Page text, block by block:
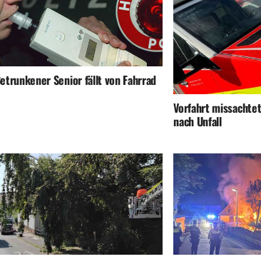
Senior fällt von Fahrrad
Vorfahrt
nach Unfall